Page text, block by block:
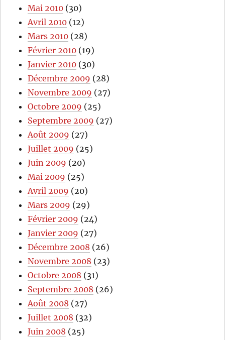
Mai 2010 (30)
Avril 2010 (12)
Mars 2010 (28)
Février 2010 (19)
Janvier 2010 (30)
Décembre 2009 (28)
Novembre 2009 (27)
Octobre 2009 (25)
Septembre 2009 (27)
Août 2009 (27)
Juillet 2009 (25)
Juin 2009 (20)
Mai 2009 (25)
Avril 2009 (20)
Mars 2009 (29)
Février 2009 (24)
Janvier 2009 (27)
Décembre 2008 (26)
Novembre 2008 (23)
Octobre 2008 (31)
Septembre 2008 (26)
Août 2008 (27)
Juillet 2008 (32)
Juin 2008 (25)